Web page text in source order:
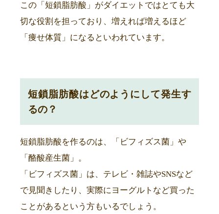
この「短鎖脂肪酸」がダイエットではとても大
切な役割を担っており、増えれば増えるほど
「痩せ体質」になるといわれています。
短鎖脂肪酸はどのようにして発生す
るの？
短鎖脂肪酸を作るのは、「ビフィズス菌」や
「酪酸産生菌」。
「ビフィズス菌」は、テレビ・雑誌やSNSなど
で見聞きしたり、実際にヨーグルトなど買った
ことがあるという方もいるでしょう。